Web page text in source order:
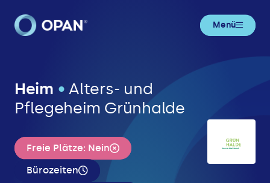
Menü
Heim • Alters- und
Pflegeheim Grünhalde
Freie Plätze: Nein
Bürozeiten